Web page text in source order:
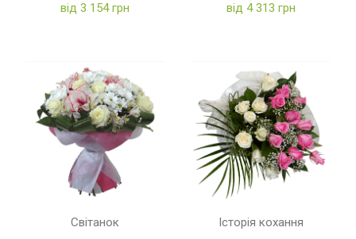
від 3 154 грн
від 4 313 грн
Світанок
Історія кохання